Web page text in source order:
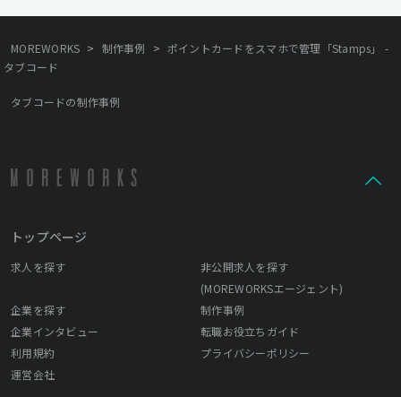
MOREWORKS > 制作事例 > ポイントカードをスマホで管理「Stamps」 -
タブコード
タブコードの制作事例
トップページ
求人を探す
非公開求人を探す
(MOREWORKSエージェント)
企業を探す
制作事例
企業インタビュー
転職お役立ちガイド
利用規約
プライバシーポリシー
運営会社